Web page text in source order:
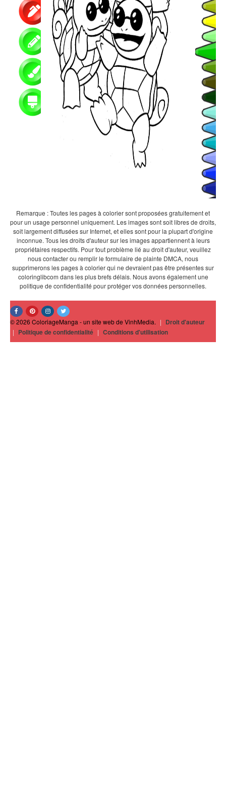
Remarque : Toutes les pages à colorier sont proposées gratuitement et
pour un usage personnel uniquement. Les images sont soit libres de droits,
soit largement diffusées sur Internet, et elles sont pour la plupart d'origine
inconnue. Tous les droits d'auteur sur les images appartiennent à leurs
propriétaires respectifs. Pour tout problème lié au droit d'auteur, veuillez
nous contacter ou remplir le formulaire de plainte DMCA, nous
supprimerons les pages à colorier qui ne devraient pas être présentes sur
coloringlibcom dans les plus brefs délais. Nous avons également une
politique de confidentialité pour protéger vos données personnelles.
© 2026 ColoriageManga - un site web de VinhMedia. | Droit d'auteur
| Politique de confidentialité | Conditions d'utilisation